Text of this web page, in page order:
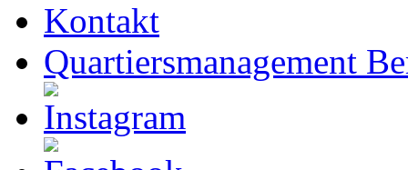
Kontakt
Quartiersmanagement